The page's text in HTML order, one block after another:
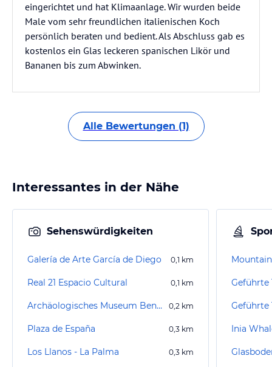
eingerichtet und hat Klimaanlage. Wir wurden beide
Male vom sehr freundlichen italienischen Koch
persönlich beraten und bedient. Als Abschluss gab es
kostenlos ein Glas leckeren spanischen Likör und
Bananen bis zum Abwinken.
Alle Bewertungen (1)
Interessantes in der Nähe
Sehenswürdigkeiten
Galería de Arte García de Diego 0,1 km
Real 21 Espacio Cultural 0,1 km
Archäologisches Museum Benahoarita Los Llanos (de Aridane) 0,2 km
Plaza de España 0,3 km
Los Llanos - La Palma 0,3 km
Geführte
Inia